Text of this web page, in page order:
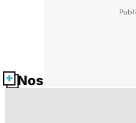
Nos fiches santé